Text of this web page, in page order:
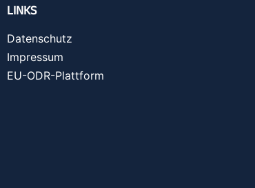
LINKS
Datenschutz
Impressum
EU-ODR-Plattform